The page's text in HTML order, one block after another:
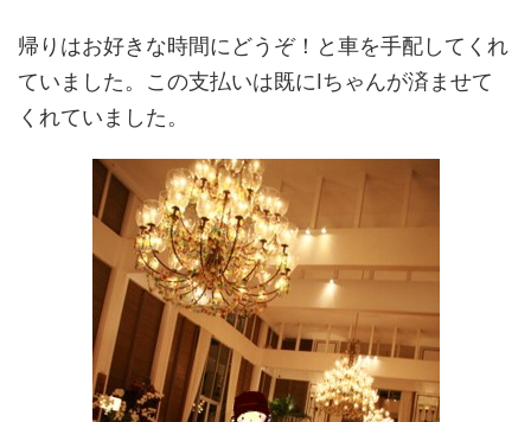
帰りはお好きな時間にどうぞ！と車を手配してくれ
ていました。この支払いは既にIちゃんが済ませて
くれていました。